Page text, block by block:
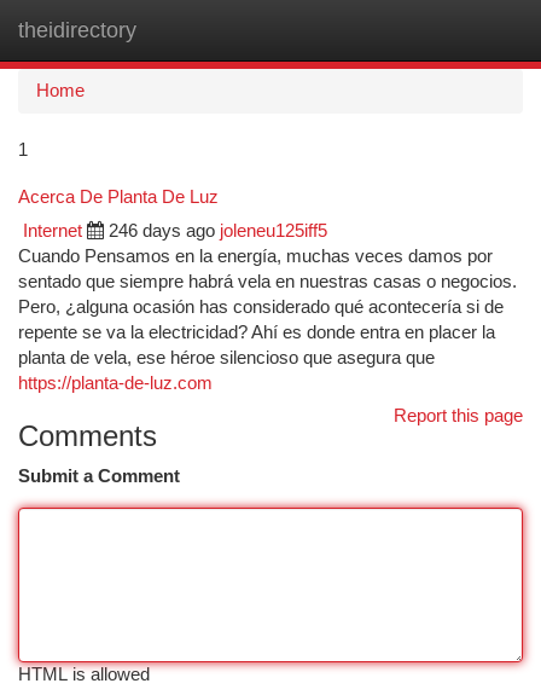
theidirectory
Home
1
Acerca De Planta De Luz
Internet 246 days ago joleneu125iff5
Cuando Pensamos en la energía, muchas veces damos por
sentado que siempre habrá vela en nuestras casas o negocios.
Pero, ¿alguna ocasión has considerado qué acontecería si de
repente se va la electricidad? Ahí es donde entra en placer la
planta de vela, ese héroe silencioso que asegura que
https://planta-de-luz.com
Report this page
Comments
Submit a Comment
HTML is allowed